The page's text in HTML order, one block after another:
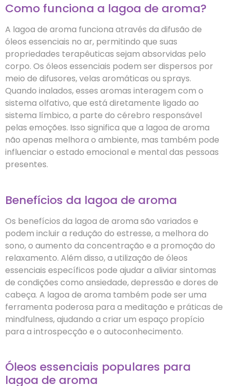
Como funciona a lagoa de aroma?
A lagoa de aroma funciona através da difusão de
óleos essenciais no ar, permitindo que suas
propriedades terapêuticas sejam absorvidas pelo
corpo. Os óleos essenciais podem ser dispersos por
meio de difusores, velas aromáticas ou sprays.
Quando inalados, esses aromas interagem com o
sistema olfativo, que está diretamente ligado ao
sistema límbico, a parte do cérebro responsável
pelas emoções. Isso significa que a lagoa de aroma
não apenas melhora o ambiente, mas também pode
influenciar o estado emocional e mental das pessoas
presentes.
Benefícios da lagoa de aroma
Os benefícios da lagoa de aroma são variados e
podem incluir a redução do estresse, a melhora do
sono, o aumento da concentração e a promoção do
relaxamento. Além disso, a utilização de óleos
essenciais específicos pode ajudar a aliviar sintomas
de condições como ansiedade, depressão e dores de
cabeça. A lagoa de aroma também pode ser uma
ferramenta poderosa para a meditação e práticas de
mindfulness, ajudando a criar um espaço propício
para a introspecção e o autoconhecimento.
Óleos essenciais populares para
lagoa de aroma